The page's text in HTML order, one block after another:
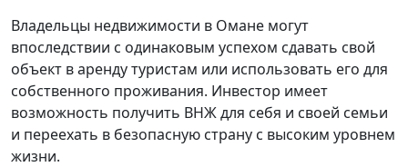
Владельцы недвижимости в Омане могут
впоследствии с одинаковым успехом сдавать свой
объект в аренду туристам или использовать его для
собственного проживания. Инвестор имеет
возможность получить ВНЖ для себя и своей семьи
и переехать в безопасную страну с высоким уровнем
жизни.